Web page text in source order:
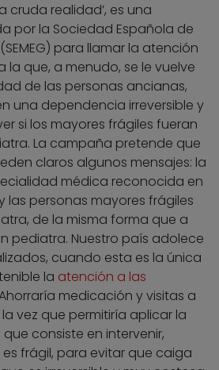
cruda realidad’, es una
por la Sociedad Española de
para llamar la atención
la que, a menudo, se le vuelve
de las personas ancianas,
una dependencia irreversible y
si los mayores frágiles fueran
La campaña pretende que
claros algunos mensajes: la
médica reconocida en
las personas mayores frágiles
de la misma forma que a
pediatra. Nuestro país adolece
cuando esta es la única
la atención a las
medicación y visitas a
vez que permitiría aplicar la
consiste en intervenir,
frágil, para evitar que caiga